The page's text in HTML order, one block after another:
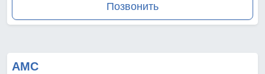
Позвонить
АМС